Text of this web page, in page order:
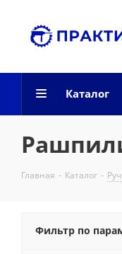
Каталог
Главная - Каталог -
Фильтр по